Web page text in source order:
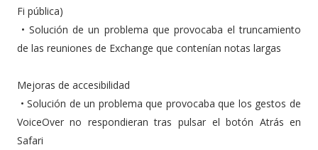
Fi pública)
• Solución de un problema que provocaba el truncamiento
de las reuniones de Exchange que contenían notas largas
Mejoras de accesibilidad
• Solución de un problema que provocaba que los gestos de
VoiceOver no respondieran tras pulsar el botón Atrás en
Safari